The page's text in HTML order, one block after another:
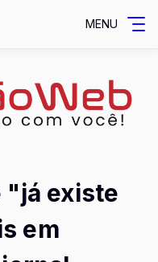
MENU
"já existe
em